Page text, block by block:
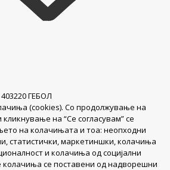
(cookies). Со продолжување на
на “Се согласувам” се
на колачињата и тоа: неопходни
статистички, маркетиншки, колачиња
и колачиња од социјални
се поставени од надворешни